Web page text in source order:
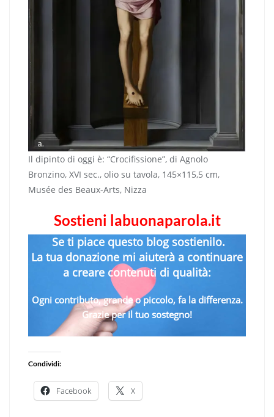
Il dipinto di oggi è: “Crocifissione”, di Agnolo
Bronzino, XVI sec., olio su tavola, 145×115,5 cm,
Musée des Beaux-Arts, Nizza
Sostieni labuonaparola.it
Se ti piace questo blog sostienilo.
La tua donazione mi aiuterà a continuare
a creare contenuti di qualità:
Ogni contributo, grande o piccolo, fa la differenza.
Grazie per il tuo sostegno!
Condividi:
Facebook X